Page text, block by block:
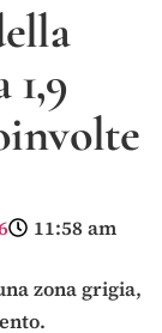
11:58 am
zona grigia,